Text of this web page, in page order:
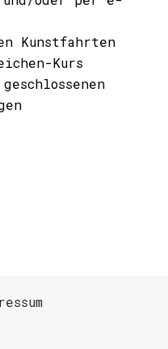
Kunstfahrten
Kurs